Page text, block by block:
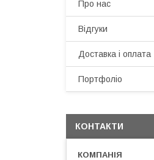
Про нас
Відгуки
Доставка і оплата
Портфоліо
КОНТАКТИ